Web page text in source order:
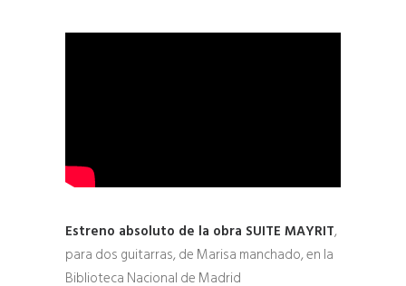
Estreno absoluto de la obra SUITE MAYRIT,
para dos guitarras, de Marisa manchado, en la
Biblioteca Nacional de Madrid